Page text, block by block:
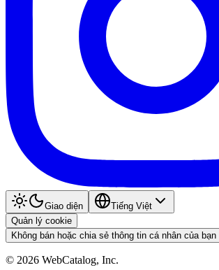
Giao diện
Tiếng Việt
Quản lý cookie
Không bán hoặc chia sẻ thông tin cá nhân của bạn
© 2026 WebCatalog, Inc.